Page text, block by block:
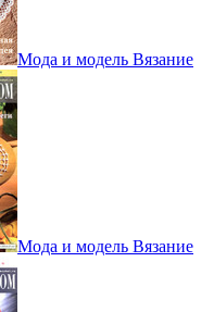
Мода и модель Вязание
Мода и модель Вязание